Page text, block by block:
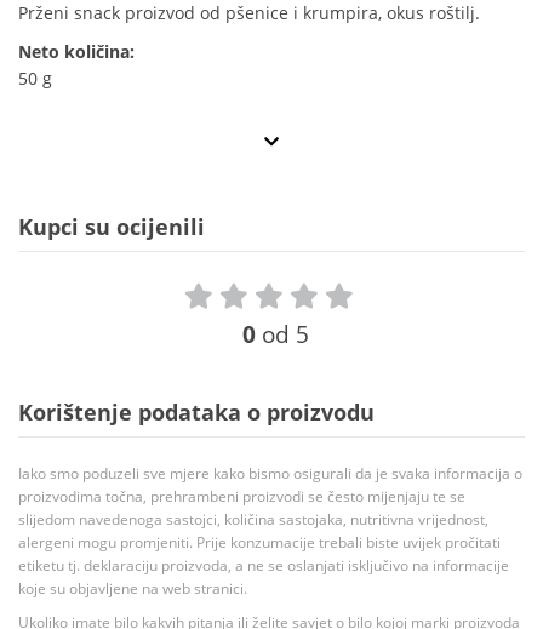
Prženi snack proizvod od pšenice i krumpira, okus roštilj.
Neto količina:
50 g
Kupci su ocijenili
0 od 5
Korištenje podataka o proizvodu
Iako smo poduzeli sve mjere kako bismo osigurali da je svaka informacija o
proizvodima točna, prehrambeni proizvodi se često mijenjaju te se
slijedom navedenoga sastojci, količina sastojaka, nutritivna vrijednost,
alergeni mogu promjeniti. Prije konzumacije trebali biste uvijek pročitati
etiketu tj. deklaraciju proizvoda, a ne se oslanjati isključivo na informacije
koje su objavljene na web stranici.
Ukoliko imate bilo kakvih pitanja ili želite savjet o bilo kojoj marki proizvoda